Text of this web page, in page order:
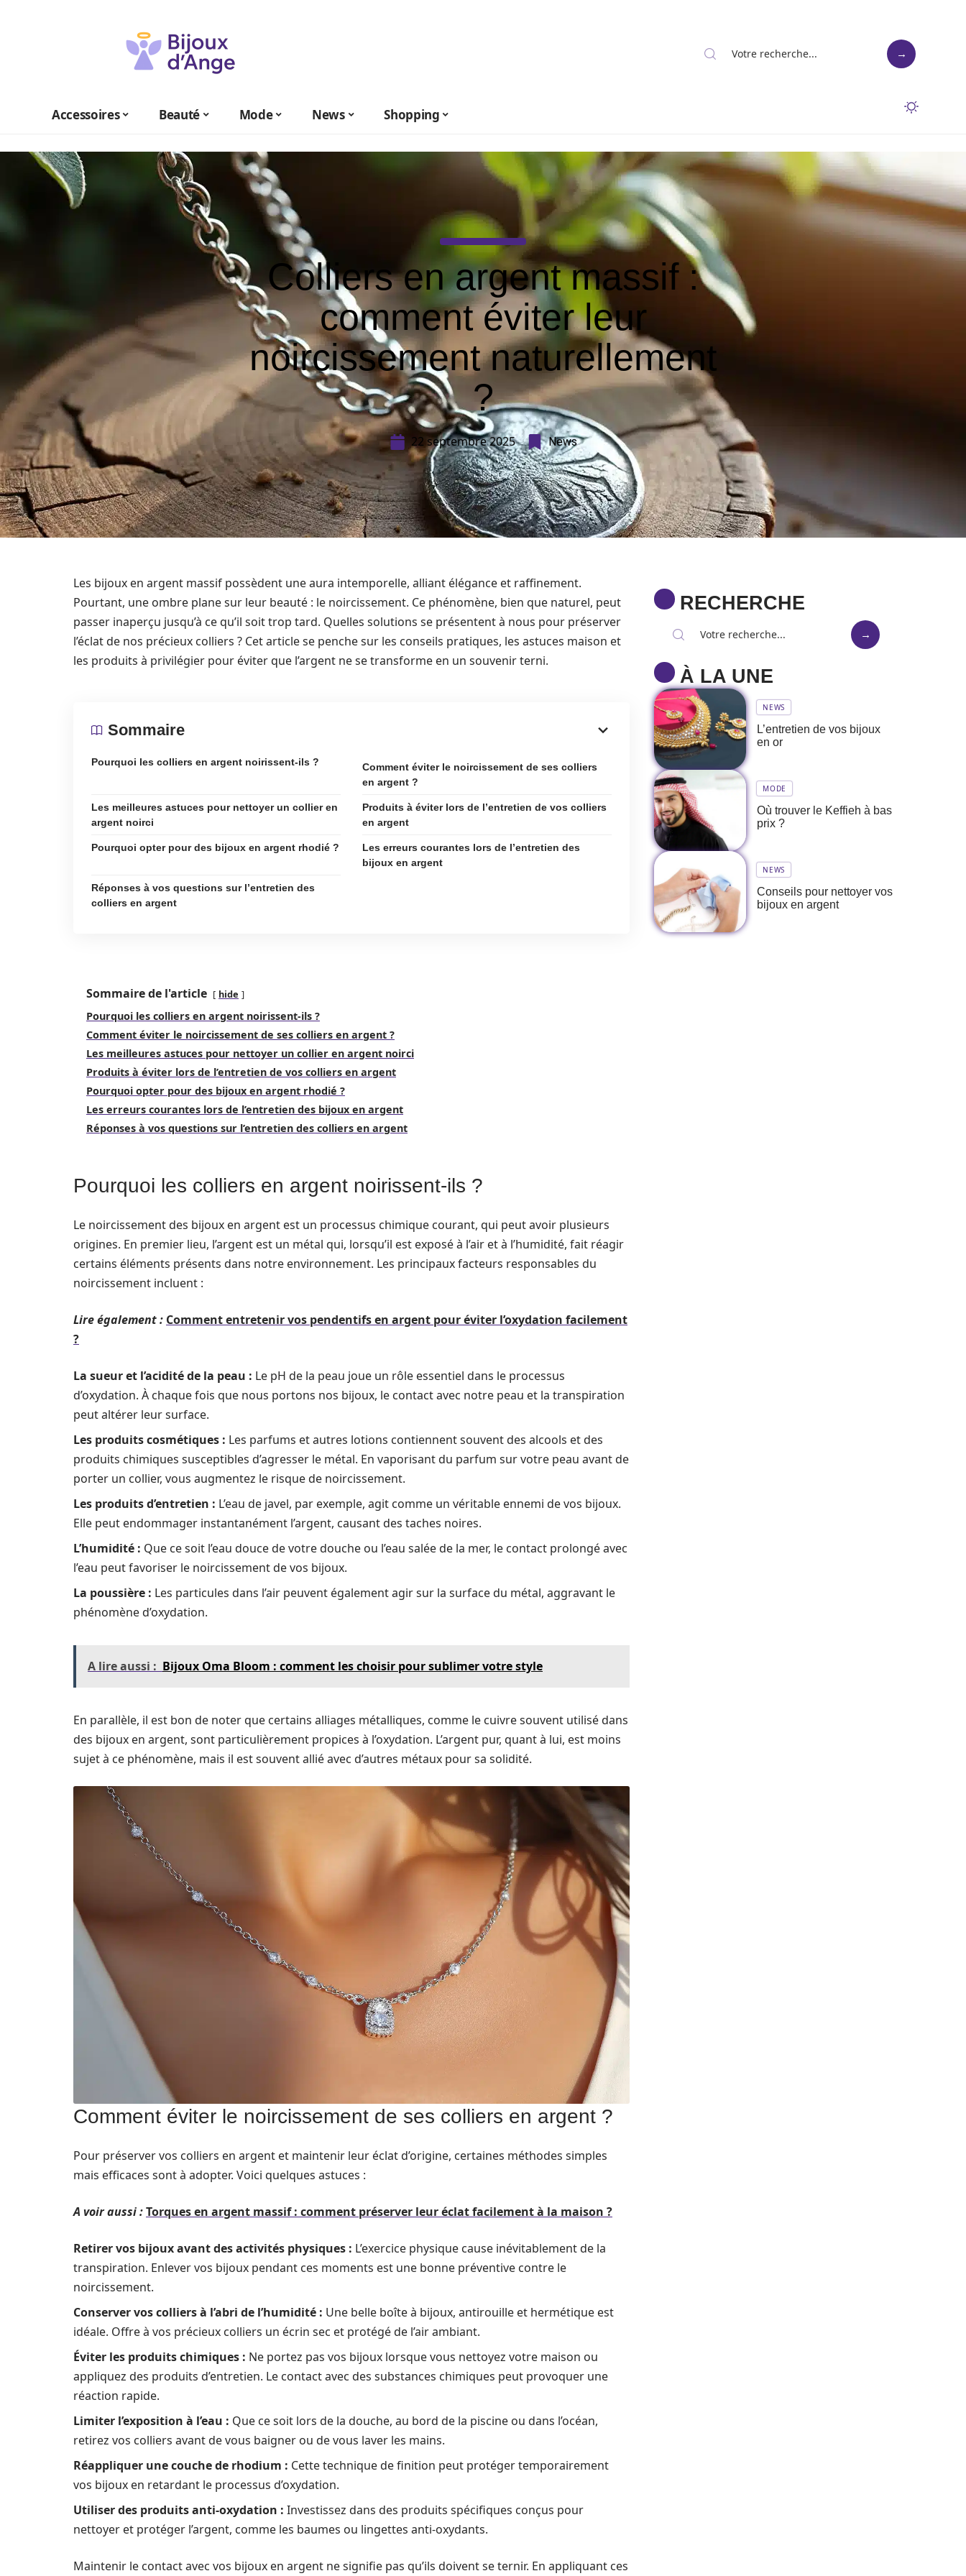
Accessoires Beauté Mode News Shopping
Colliers en argent massif :
comment éviter leur
noircissement naturellement
?
22 septembre 2025 News
Les bijoux en argent massif possèdent une aura intemporelle, alliant élégance et raffinement.
Pourtant, une ombre plane sur leur beauté : le noircissement. Ce phénomène, bien que naturel, peut
passer inaperçu jusqu’à ce qu’il soit trop tard. Quelles solutions se présentent à nous pour préserver
l’éclat de nos précieux colliers ? Cet article se penche sur les conseils pratiques, les astuces maison et
les produits à privilégier pour éviter que l’argent ne se transforme en un souvenir terni.
Sommaire
Pourquoi les colliers en argent noirissent-ils ?
Comment éviter le noircissement de ses colliers
en argent ?
Les meilleures astuces pour nettoyer un collier en
argent noirci
Produits à éviter lors de l’entretien de vos colliers
en argent
Pourquoi opter pour des bijoux en argent rhodié ?
Les erreurs courantes lors de l’entretien des
bijoux en argent
Réponses à vos questions sur l’entretien des
colliers en argent
Sommaire de l'article hide
Pourquoi les colliers en argent noirissent-ils ?
Comment éviter le noircissement de ses colliers en argent ?
Les meilleures astuces pour nettoyer un collier en argent noirci
Produits à éviter lors de l’entretien de vos colliers en argent
Pourquoi opter pour des bijoux en argent rhodié ?
Les erreurs courantes lors de l’entretien des bijoux en argent
Réponses à vos questions sur l’entretien des colliers en argent
Pourquoi les colliers en argent noirissent-ils ?
Le noircissement des bijoux en argent est un processus chimique courant, qui peut avoir plusieurs
origines. En premier lieu, l’argent est un métal qui, lorsqu’il est exposé à l’air et à l’humidité, fait réagir
certains éléments présents dans notre environnement. Les principaux facteurs responsables du
noircissement incluent :
Lire également : Comment entretenir vos pendentifs en argent pour éviter l’oxydation facilement
?
La sueur et l’acidité de la peau : Le pH de la peau joue un rôle essentiel dans le processus
d’oxydation. À chaque fois que nous portons nos bijoux, le contact avec notre peau et la transpiration
peut altérer leur surface.
Les produits cosmétiques : Les parfums et autres lotions contiennent souvent des alcools et des
produits chimiques susceptibles d’agresser le métal. En vaporisant du parfum sur votre peau avant de
porter un collier, vous augmentez le risque de noircissement.
Les produits d’entretien : L’eau de javel, par exemple, agit comme un véritable ennemi de vos bijoux.
Elle peut endommager instantanément l’argent, causant des taches noires.
L’humidité : Que ce soit l’eau douce de votre douche ou l’eau salée de la mer, le contact prolongé avec
l’eau peut favoriser le noircissement de vos bijoux.
La poussière : Les particules dans l’air peuvent également agir sur la surface du métal, aggravant le
phénomène d’oxydation.
A lire aussi : Bijoux Oma Bloom : comment les choisir pour sublimer votre style
En parallèle, il est bon de noter que certains alliages métalliques, comme le cuivre souvent utilisé dans
des bijoux en argent, sont particulièrement propices à l’oxydation. L’argent pur, quant à lui, est moins
sujet à ce phénomène, mais il est souvent allié avec d’autres métaux pour sa solidité.
Comment éviter le noircissement de ses colliers en argent ?
Pour préserver vos colliers en argent et maintenir leur éclat d’origine, certaines méthodes simples
mais efficaces sont à adopter. Voici quelques astuces :
A voir aussi :Torques en argent massif : comment préserver leur éclat facilement à la maison ?
Retirer vos bijoux avant des activités physiques : L’exercice physique cause inévitablement de la
transpiration. Enlever vos bijoux pendant ces moments est une bonne préventive contre le
noircissement.
Conserver vos colliers à l’abri de l’humidité : Une belle boîte à bijoux, antirouille et hermétique est
idéale. Offre à vos précieux colliers un écrin sec et protégé de l’air ambiant.
Éviter les produits chimiques : Ne portez pas vos bijoux lorsque vous nettoyez votre maison ou
appliquez des produits d’entretien. Le contact avec des substances chimiques peut provoquer une
réaction rapide.
Limiter l’exposition à l’eau : Que ce soit lors de la douche, au bord de la piscine ou dans l’océan,
retirez vos colliers avant de vous baigner ou de vous laver les mains.
Réappliquer une couche de rhodium : Cette technique de finition peut protéger temporairement
vos bijoux en retardant le processus d’oxydation.
Utiliser des produits anti-oxydation : Investissez dans des produits spécifiques conçus pour
nettoyer et protéger l’argent, comme les baumes ou lingettes anti-oxydants.
Maintenir le contact avec vos bijoux en argent ne signifie pas qu’ils doivent se ternir. En appliquant ces
RECHERCHE
À LA UNE
NEWS
L’entretien de vos bijoux
en or
MODE
Où trouver le Keffieh à bas
prix ?
NEWS
Conseils pour nettoyer vos
bijoux en argent